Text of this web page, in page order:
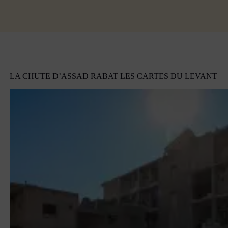
LA CHUTE D’ASSAD RABAT LES CARTES DU LEVANT